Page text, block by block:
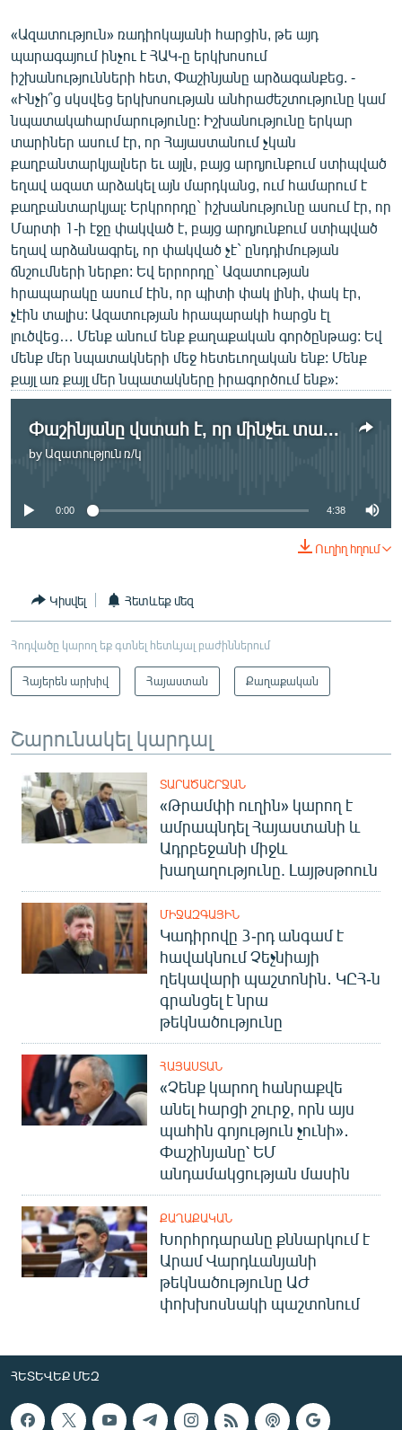
«Ազատություն» ռադիոկայանի հարցին, թե այդ
պարագայում ինչու է ՀԱԿ-ը երկխոսում
իշխանությունների հետ, Փաշինյանը արձագանքեց. -
«Ինչի՞ց սկսվեց երկխոսության անհրաժեշտությունը կամ
նպատակահարմարությունը: Իշխանությունը երկար
տարիներ ասում էր, որ Հայաստանում չկան
քաղբանտարկյալներ եւ այլն, բայց արդյունքում ստիպված
եղավ ազատ արձակել այն մարդկանց, ում համարում է
քաղբանտարկյալ: Երկրորդը` իշխանությունը ասում էր, որ
Մարտի 1-ի էջը փակված է, բայց արդյունքում ստիպված
եղավ արձանագրել, որ փակված չէ` ընդդիմության
ճնշումների ներքո: Եվ երրորդը` Ազատության
հրապարակը ասում էին, որ պիտի փակ լինի, փակ էր,
չէին տալիս: Ազատության հրապարակի հարցն էլ
լուծվեց… Մենք անում ենք քաղաքական գործընթաց: Եվ
մենք մեր նպատակների մեջ հետեւողական ենք: Մենք
քայլ առ քայլ մեր նպատակները իրագործում ենք»:
Փաշինյանը վստահ է, որ մինչեւ տարեվերջ տեղի կունենան արտահերթ ընտրություններ
by Ազատություն ռ/կ
No media source currently available
0:00 4:38
Ուղիղ հղում
Կիսվել Հետևեք մեզ
Հոդվածը կարող եք գտնել հետևյալ բաժիններում
Հայերեն արխիվ Հայաստան Քաղաքական
Շարունակել կարդալ
ՏԱՐԱԾԱՇՐՋԱՆ
«Թրամփի ուղին» կարող է
ամրապնդել Հայաստանի և
Ադրբեջանի միջև
խաղաղությունը. Լայթսթոուն
ՄԻՋԱԶԳԱՅԻՆ
Կադիրովը 3-րդ անգամ է
հավակնում Չեչնիայի
ղեկավարի պաշտոնին․ ԿԸՀ-ն
գրանցել է նրա
թեկնածությունը
ՀԱՅԱՍՏԱՆ
«Չենք կարող հանրաքվե
անել հարցի շուրջ, որն այս
պահին գոյություն չունի»․
Փաշինյանը՝ ԵՄ
անդամակցության մասին
ՔԱՂԱՔԱԿԱՆ
Խորհրդարանը քննարկում է
Արամ Վարդևանյանի
թեկնածությունը ԱԺ
փոխխոսնակի պաշտոնում
ՀԵՏԵՎԵՔ ՄԵԶ